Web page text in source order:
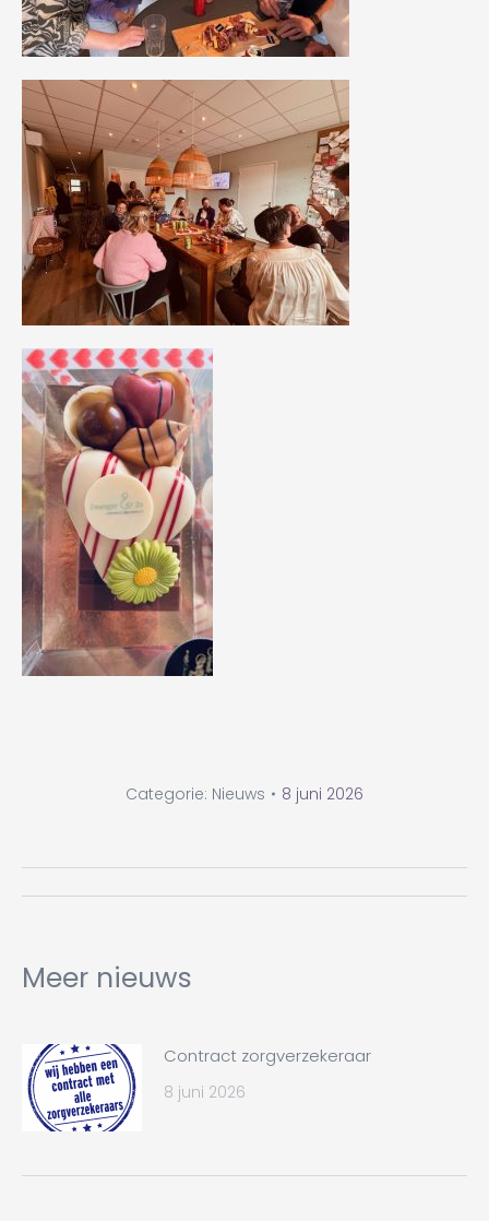
Categorie: Nieuws 8 juni 2026
Bericht
Meer nieuws
Contract zorgverzekeraar
8 juni 2026